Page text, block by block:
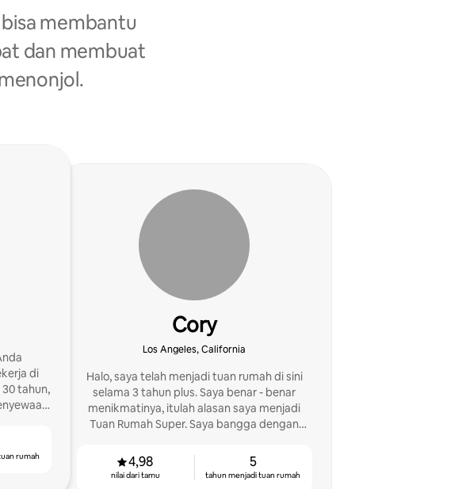
membantu
dan membuat
di
tahun,
rumah
Cory
Los Angeles, California
Halo, saya telah menjadi tuan rumah di sini
selama 3 tahun plus. Saya benar - benar
menikmatinya, itulah alasan saya menjadi
Tuan Rumah Super. Saya bangga dengan
tamu saya.
4,98
nilai dari tamu
5
tahun menjadi tuan rumah